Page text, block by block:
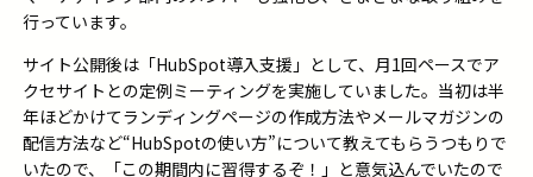
行っています。
サイト公開後は「HubSpot導入支援」として、月1回ペースでア
クセサイトとの定例ミーティングを実施していました。当初は半
年ほどかけてランディングページの作成方法やメールマガジンの
配信方法など“HubSpotの使い方”について教えてもらうつもりで
いたので、「この期間内に習得するぞ！」と意気込んでいたので